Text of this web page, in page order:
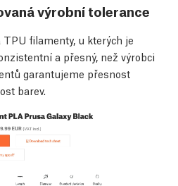
výrobní tolerance
filamenty, u kterých je
a přesný, než výrobci
garantujeme přesnost
barev.